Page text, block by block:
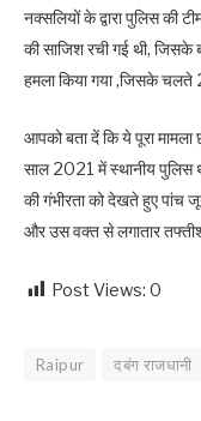
नक्सलियों के द्वारा पुलिस की
की साजिश रची गई थी,
हमला किया गया ,जिसके चलते
आपको बता दें कि ये पूरा
साल 2021 में स्थानीय पुलिस
की गंभीरता को देखते हुए
और उस वक्त से लगातार
Post Views: 0
Raipur दबंग राजधानी